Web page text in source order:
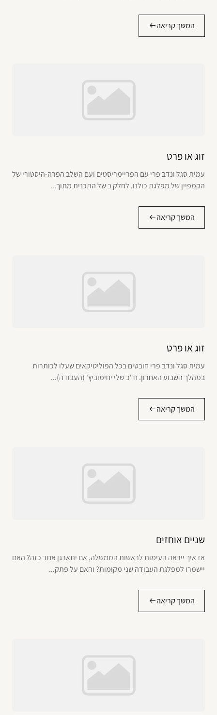
המשך קריאה
זוג או פרט
עמית סגל ונדב פרי עם הפריימריסטים ועם השלב הפרה-היסטורי של
הקמפיין של מפלגת כולנו. לחלק ב של התכנית מתוך...
המשך קריאה
זוג או פרט
עמית סגל ונדב פרי חובטים בכל הפוליטיקאים שעלו לכותרות
במהלך השבוע האחרון. ח"כ שלי יחימוביץ' (העבודה)...
המשך קריאה
שניים אוחזים
אז איך ייראה העימות לראשות הממשלה, אם יתארגן אחד כזה? האם
יישמרו למפלגת העבודה שני מקומות? והאם על פתק...
המשך קריאה